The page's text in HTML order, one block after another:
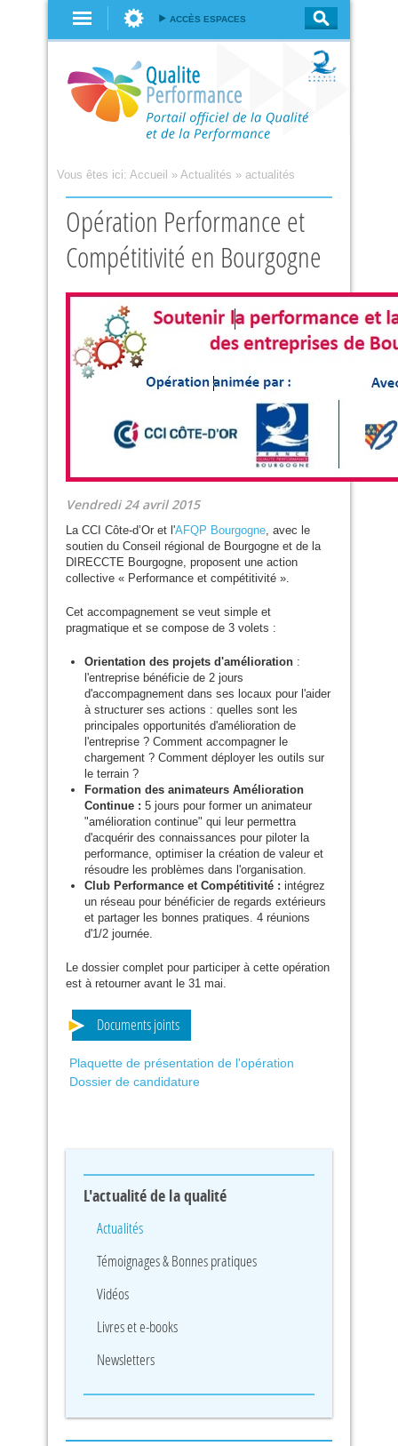
ACCÈS ESPACES
Vous êtes ici: Accueil » Actualités » actualités
Opération Performance et
Compétitivité en Bourgogne
Vendredi 24 avril 2015
La CCI Côte-d’Or et l'AFQP Bourgogne, avec le
soutien du Conseil régional de Bourgogne et de la
DIRECCTE Bourgogne, proposent une action
collective « Performance et compétitivité ».
Cet accompagnement se veut simple et
pragmatique et se compose de 3 volets :
Orientation des projets d'amélioration:
l'entreprise bénéficie de 2 jours
d'accompagnement dans ses locaux pour l'aider
à structurer ses actions : quelles sont les
principales opportunités d'amélioration de
l'entreprise ? Comment accompagner le
chargement ? Comment déployer les outils sur
le terrain ?
Formation des animateurs Amélioration
Continue : 5 jours pour former un animateur
"amélioration continue" qui leur permettra
d'acquérir des connaissances pour piloter la
performance, optimiser la création de valeur et
résoudre les problèmes dans l'organisation.
Club Performance et Compétitivité : intégrez
un réseau pour bénéficier de regards extérieurs
et partager les bonnes pratiques. 4 réunions
d'1/2 journée.
Le dossier complet pour participer à cette opération
est à retourner avant le 31 mai.
Documents joints
Plaquette de présentation de l'opération
Dossier de candidature
L'actualité de la qualité
Actualités
Témoignages & Bonnes pratiques
Vidéos
Livres et e-books
Newsletters